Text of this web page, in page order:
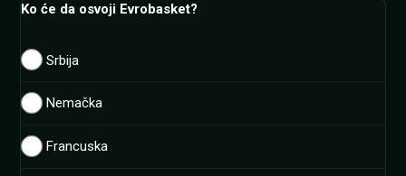
Ko će da osvoji Evrobasket?
Srbija
Nemačka
Francuska